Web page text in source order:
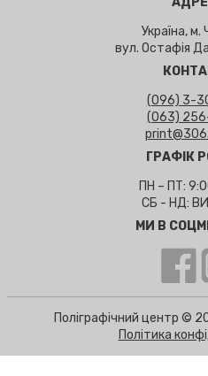
Україна, м.
вул. Остафія
(096) 3-
(063)
ГРАФІК
ПН – ПТ:
СБ - НД:
МИ В
Поліграфічний центр ©
Політика